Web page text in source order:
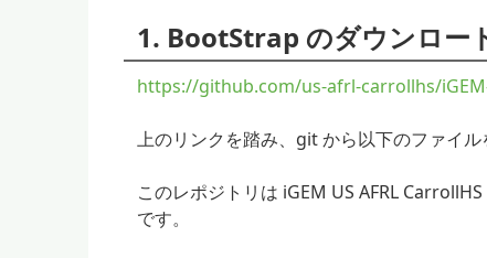
1. BootStrap のダウンロー
https://github.com/us-afrl-carrollhs/
上のリンクを踏み、git から以下のファイル
このレポジトリは iGEM US AFRL
です。